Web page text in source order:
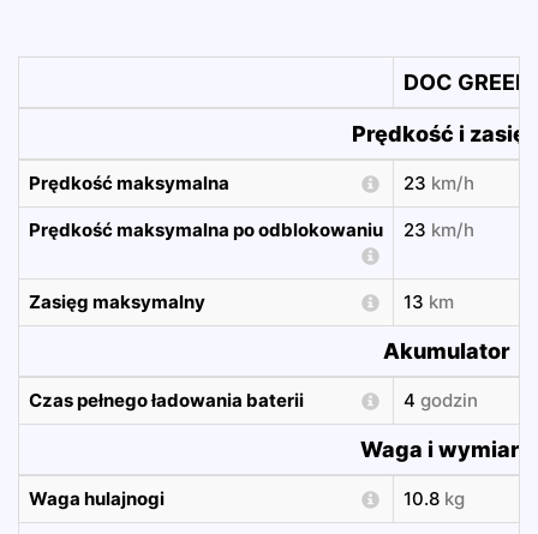
DOC
Prędkość i
Prędkość maksymalna 23 km/h
Prędkość maksymalna po odblokowaniu 23 km/h
Zasięg maksymalny 13 km
Akumulator
Czas pełnego ładowania baterii 4 godzin
Waga i wymiary
Waga hulajnogi 10.8 kg